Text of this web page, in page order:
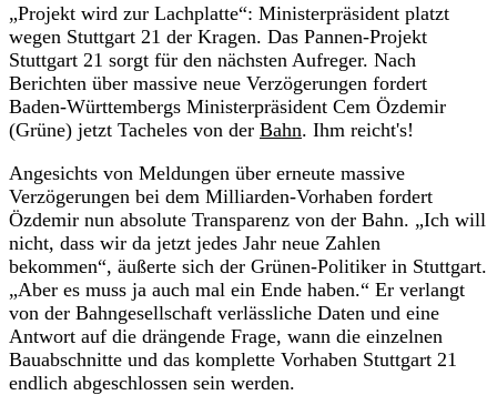
„Projekt wird zur Lachplatte“: Ministerpräsident platzt
wegen Stuttgart 21 der Kragen. Das Pannen-Projekt
Stuttgart 21 sorgt für den nächsten Aufreger. Nach
Berichten über massive neue Verzögerungen fordert
Baden-Württembergs Ministerpräsident Cem Özdemir
(Grüne) jetzt Tacheles von der Bahn. Ihm reicht's!
Angesichts von Meldungen über erneute massive
Verzögerungen bei dem Milliarden-Vorhaben fordert
Özdemir nun absolute Transparenz von der Bahn. „Ich will
nicht, dass wir da jetzt jedes Jahr neue Zahlen
bekommen“, äußerte sich der Grünen-Politiker in Stuttgart.
„Aber es muss ja auch mal ein Ende haben.“ Er verlangt
von der Bahngesellschaft verlässliche Daten und eine
Antwort auf die drängende Frage, wann die einzelnen
Bauabschnitte und das komplette Vorhaben Stuttgart 21
endlich abgeschlossen sein werden.